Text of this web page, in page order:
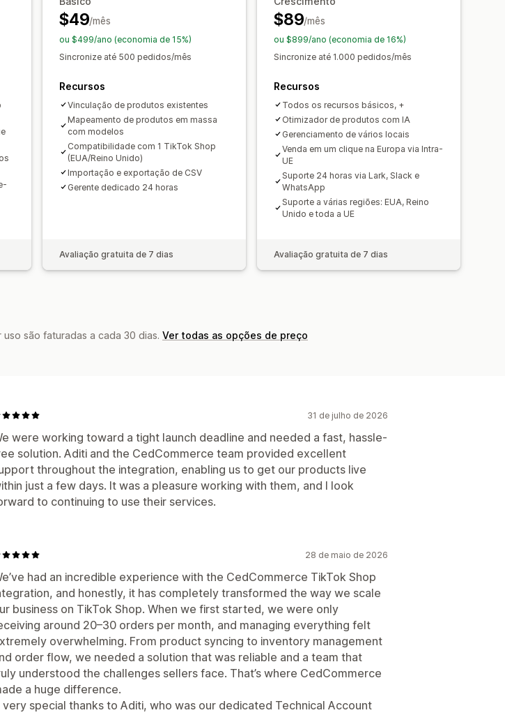
$49/mês
ou $499/ano (economia de 15%)
Sincronize até 500 pedidos/mês
Recursos
Vinculação de produtos existentes
Mapeamento de produtos em massa
com modelos
Compatibilidade com 1 TikTok Shop
(EUA/Reino Unido)
Importação e exportação de CSV
Gerente dedicado 24 horas
Avaliação gratuita de 7 dias
$89/mês
ou $899/ano (economia de 16%)
Sincronize até 1.000 pedidos/mês
Recursos
Todos os recursos básicos, +
Otimizador de produtos com IA
Gerenciamento de vários locais
Venda em um clique na Europa via Intra-
UE
Suporte 24 horas via Lark, Slack e
WhatsApp
Suporte a várias regiões: EUA, Reino
Unido e toda a UE
Avaliação gratuita de 7 dias
são faturadas a cada 30 dias. Ver todas as opções de preço
31 de julho de 2026
were working toward a tight launch deadline and needed a fast, hassle-
solution. Aditi and the CedCommerce team provided excellent
throughout the integration, enabling us to get our products live
just a few days. It was a pleasure working with them, and I look
to continuing to use their services.
28 de maio de 2026
had an incredible experience with the CedCommerce TikTok Shop
and honestly, it has completely transformed the way we scale
business on TikTok Shop. When we first started, we were only
around 20–30 orders per month, and managing everything felt
overwhelming. From product syncing to inventory management
order flow, we needed a solution that was reliable and a team that
understood the challenges sellers face. That’s where CedCommerce
a huge difference.
very special thanks to Aditi, who was our dedicated Technical Account